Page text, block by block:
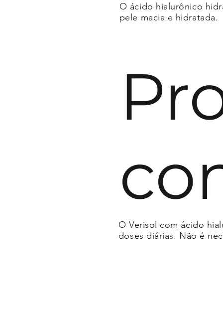
O ácido hialurônico
pele macia e hidratada.
O Verisol com ácido
doses diárias. Não é